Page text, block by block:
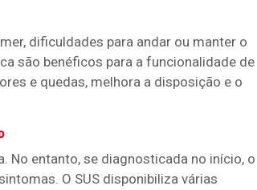
dificuldades para andar ou manter o
são benéficos para a funcionalidade de
e quedas, melhora a disposição e o
No entanto, se diagnosticada no início, o
O SUS disponibiliza várias